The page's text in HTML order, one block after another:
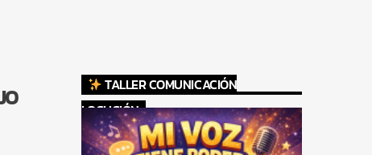
TALLER COMUNICACIÓN
LOCUCIÓN